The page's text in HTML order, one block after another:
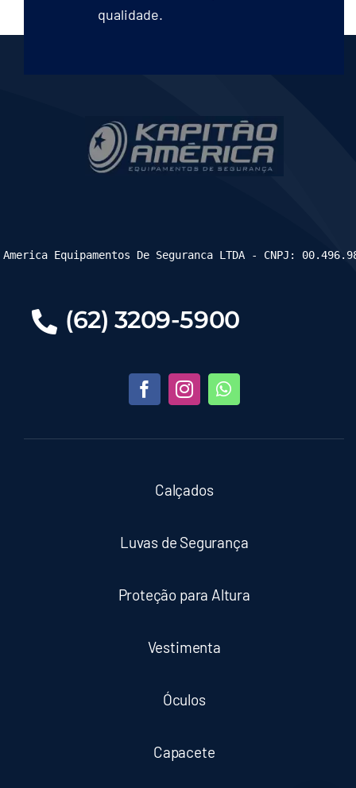
qualidade.
(62) 3209-5900
Calçados
Luvas de Segurança
Proteção para Altura
Vestimenta
Óculos
Capacete
Equipamentos De Seguranca LTDA - CNPJ: